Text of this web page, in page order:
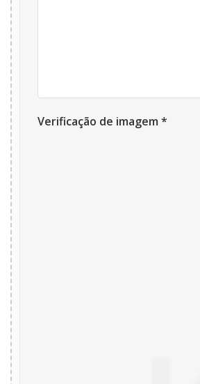
Verificação de imagem *